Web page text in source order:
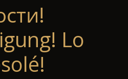
Lo